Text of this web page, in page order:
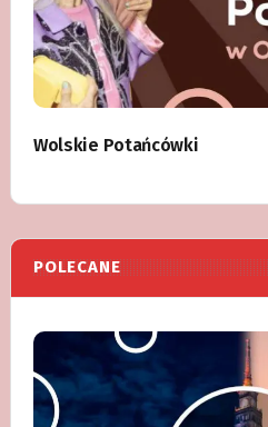
Wolskie Potańcówki
POLECANE